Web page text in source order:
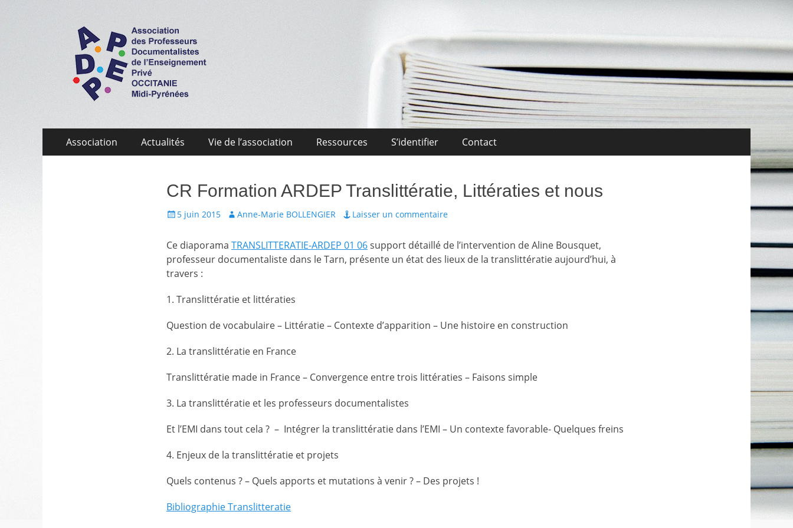
APDEP Occitanie Midi-Pyrénées
Association des Professeurs Documentalistes de l'Enseignement Privé OCCITANIE Midi-Pyrénnees Association Actualités Vie de l’association Ressources
Menu
primaire
Association Actualités Vie de l’association Ressources S’identifier Contact
CR Formation ARDEP Translittératie, Littératies et nous
Écrit5 juin 2015 Auteur
Anne-Marie BOLLENGIER Laisser un commentaire
Ce diaporama TRANSLITTERATIE-ARDEP 01 06support détaillé de l’intervention de Aline Bousquet,
professeur documentaliste dans le Tarn, présente un état des lieux de la translittératie aujourd’hui, à
travers :
1. Translittératie et littératies
Question de vocabulaire – Littératie – Contexte d’apparition – Une histoire en construction
2. La translittératie en France
Translittératie made in France – Convergence entre trois littératies – Faisons simple
3. La translittératie et les professeurs documentalistes
Et l’EMI dans tout cela ? – Intégrer la translittératie dans l’EMI – Un contexte favorable- Quelques freins
4. Enjeux de la translittératie et projets
Quels contenus ? – Quels apports et mutations à venir ? – Des projets !
Bibliographie Translitteratie